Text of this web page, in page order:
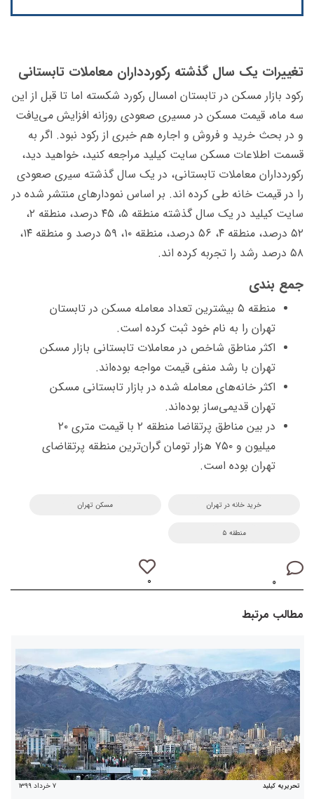
تغییرات یک سال گذشته رکوردداران معاملات تابستانی
رکود بازار مسکن در تابستان امسال رکورد شکسته اما تا قبل از این
سه ماه، قیمت مسکن در مسیری صعودی روزانه افزایش می‌یافت
و در بحث خرید و فروش و اجاره هم خبری از رکود نبود. اگر به
قسمت اطلاعات مسکن سایت کیلید مراجعه کنید، خواهید دید،
رکوردداران معاملات تابستانی، در یک سال گذشته سیری صعودی
را در قیمت خانه طی کرده اند. بر اساس نمودارهای منتشر شده در
سایت کیلید در یک سال گذشته منطقه ۵، ۴۵ درصد، منطقه ۲،
۵۲ درصد، منطقه ۴، ۵۶ درصد، منطقه ۱۰، ۵۹ درصد و منطقه ۱۴،
۵۸ درصد رشد را تجربه کرده اند.
جمع بندی
منطقه ۵ بیشترین تعداد معامله مسکن در تابستان
تهران را به نام خود ثبت کرده است.
اکثر مناطق شاخص در معاملات تابستانی بازار مسکن
تهران با رشد منفی قیمت مواجه بوده‌اند.
اکثر خانه‌های معامله شده در بازار تابستانی مسکن
تهران قدیمی‌ساز بوده‌اند.
در بین مناطق پرتقاضا منطقه ۲ با قیمت متری ۲۰
میلیون و ۷۵۰ هزار تومان گران‎‌ترین منطقه پرتقاضای
تهران بوده است.
خرید خانه در تهران مسکن تهران
منطقه ۵
۰ ۰
مطالب مرتبط
تحریریه کیلید ۷ خرداد ۱۳۹۹